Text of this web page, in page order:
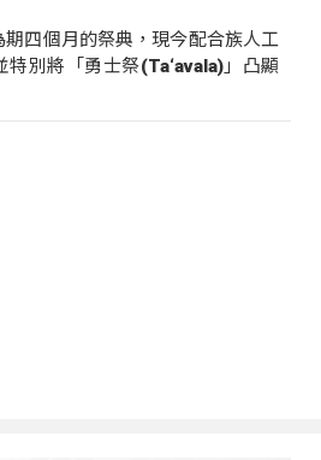
四個月的祭典，現今配合族人工
特別將「勇士祭(Ta‘avala)」凸顯